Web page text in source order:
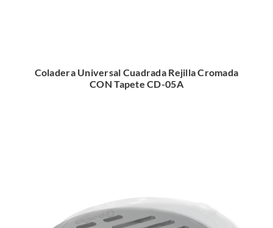
Coladera Universal Cuadrada Rejilla Cromada
CON Tapete CD-05A